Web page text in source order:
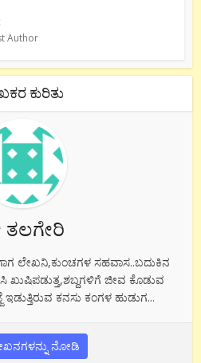
Author
ಕುರಿತು
ತಲಗೇರಿ
ಲೇಖನಿ,ಕುಂಚಗಳ ಸಹವಾಸ..ಬದುಕಿನ
ಖುಷಿಪಡುತ್ತ,ಶಬ್ದಗಳಿಗೆ ಜೀವ ಕೊಡುವ
ಇಡುತ್ತಿರುವ ಕನಸು ಕಂಗಳ ಹುಡುಗ...
ನೋಡಿ